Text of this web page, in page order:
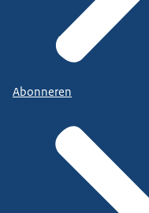
Abonneren